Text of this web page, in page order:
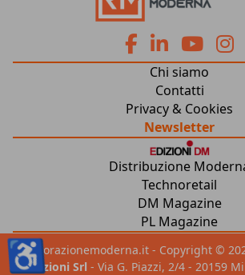
fa
fa-
facebook
fa
fa-
linkedin
fab
fa-
Chi siamo
Contatti
Privacy & Cookies
Newsletter
Distribuzione
Technoretail
DM Magazine
PL Magazine
ristorazionemoderna.it - Copyright ©
Edizioni Srl - Via G. Piazzi, 2/4 - 20159